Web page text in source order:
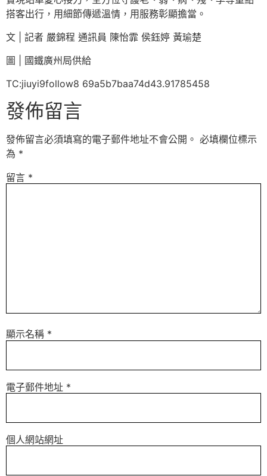
搭客出行，用細節傳遞溫情，用服務彰顯擔當。
文 | 記者 嚴錦程 通訊員 陳怡霏 侯鈺婷 黃瑜楚
圖 | 國鐵廣州局供給
TC:jiuyi9follow8 69a5b7baa74d43.91785458
發佈留言
發佈留言必須填寫的電子郵件地址不會公開。 必填欄位標示
為 *
留言 *
顯示名稱 *
電子郵件地址 *
個人網站網址